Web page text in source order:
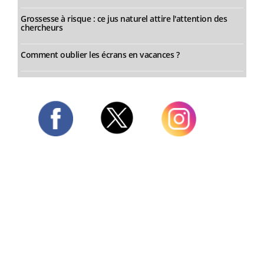
Grossesse à risque : ce jus naturel attire l'attention des
chercheurs
Comment oublier les écrans en vacances ?